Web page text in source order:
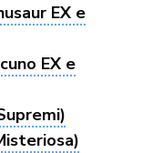
EX e
EX e